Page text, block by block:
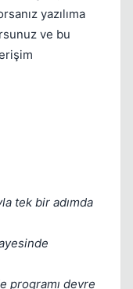
yazılıma
ve bu
tek bir adımda
programı devre